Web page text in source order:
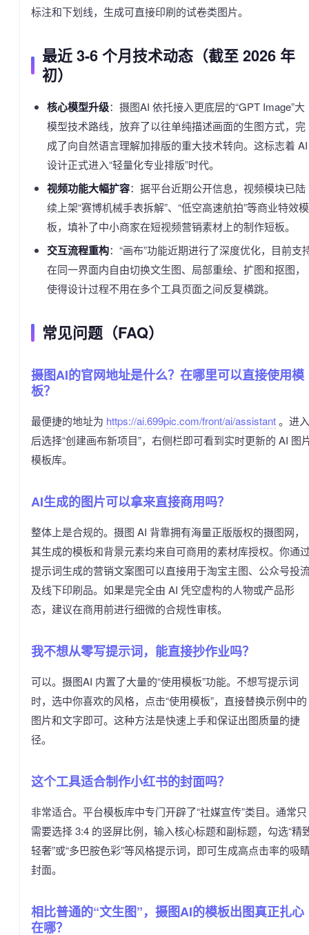
标注和下划线，生成可直接印刷的试卷类图片。
最近 3-6 个月技术动态（截至 2026 年
初）
核心模型升级：摄图AI 依托接入更底层的“GPT Image”大
模型技术路线，放弃了以往单纯描述画面的生图方式，完
成了向自然语言理解加排版的重大技术转向。这标志着 AI
设计正式进入“轻量化专业排版”时代。
视频功能大幅扩容：据平台近期公开信息，视频模块已陆
续上架“赛博机械手表拆解”、“低空高速航拍”等商业特效模
板，填补了中小商家在短视频营销素材上的制作短板。
交互流程重构：“画布”功能近期进行了深度优化，目前支
在同一界面内自由切换文生图、局部重绘、扩图和抠图，
使得设计过程不用在多个工具页面之间反复横跳。
常见问题（FAQ）
摄图AI的官网地址是什么？在哪里可以直接使用模
板？
最便捷的地址为 https://ai.699pic.com/front/ai/assistant。进入
后选择“创建画布新项目”，右侧栏即可看到实时更新的 AI 图
模板库。
AI生成的图片可以拿来直接商用吗？
整体上是合规的。摄图 AI 背靠拥有海量正版版权的摄图网，
其生成的模板和背景元素均来自可商用的素材库授权。你通
提示词生成的营销文案图可以直接用于淘宝主图、公众号投
及线下印刷品。如果是完全由 AI 凭空虚构的人物或产品形
态，建议在商用前进行细微的合规性审核。
我不想从零写提示词，能直接抄作业吗？
可以。摄图AI 内置了大量的“使用模板”功能。不想写提示词
时，选中你喜欢的风格，点击“使用模板”，直接替换示例中的
图片和文字即可。这种方法是快速上手和保证出图质量的捷
径。
这个工具适合制作小红书的封面吗？
非常适合。平台模板库中专门开辟了“社媒宣传”类目。通常只
需要选择 3:4 的竖屏比例，输入核心标题和副标题，勾选“精
轻奢”或“多巴胺色彩”等风格提示词，即可生成高点击率的吸
封面。
相比普通的“文生图”，摄图AI的模板出图真正扎心
在哪？